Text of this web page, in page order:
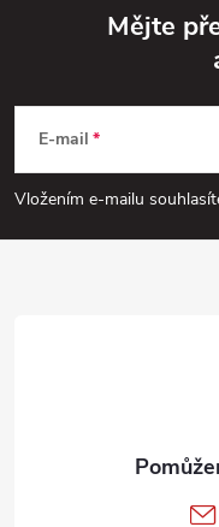
p
a
Mějte
E-mail
Vložením e-mailu